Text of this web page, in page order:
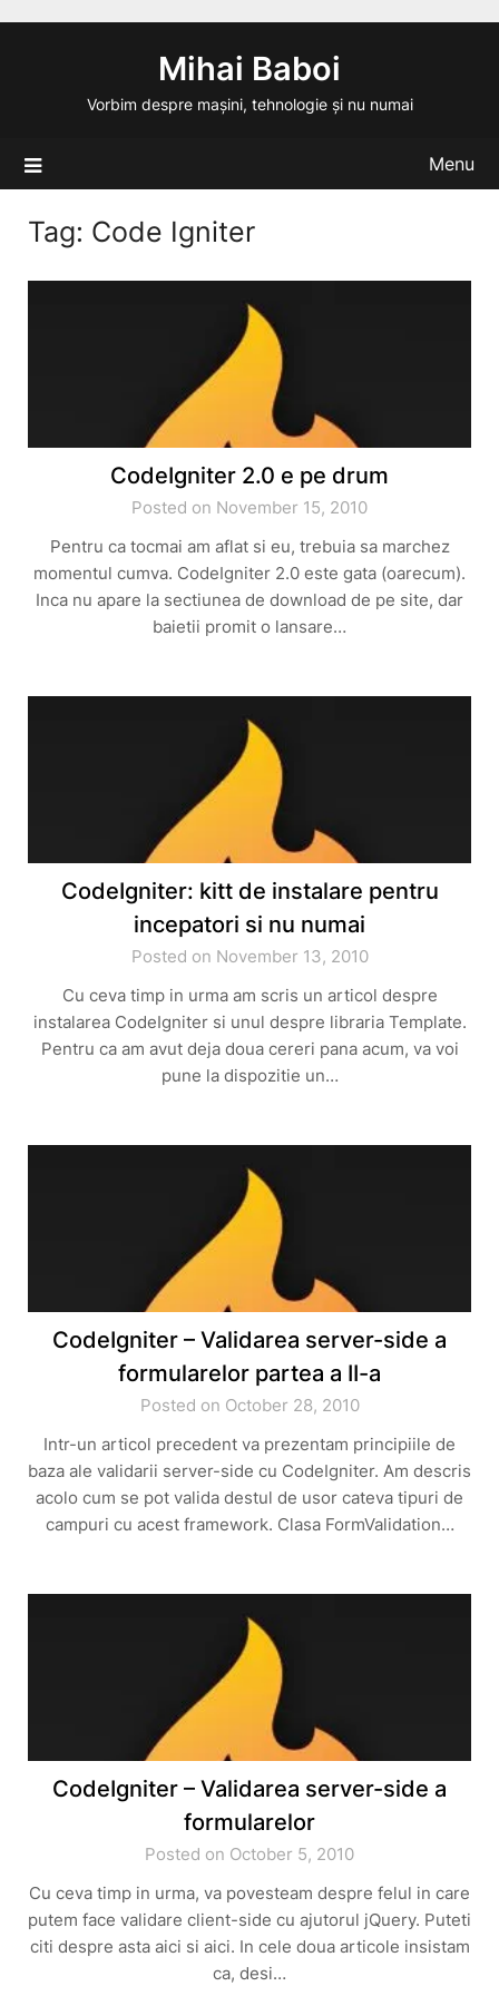
Mihai Baboi
Vorbim despre mașini, tehnologie și nu numai
Menu
Tag: Code Igniter
CodeIgniter 2.0 e pe drum
Posted on November 15, 2010
Pentru ca tocmai am aflat si eu, trebuia sa marchez
momentul cumva. CodeIgniter 2.0 este gata (oarecum).
Inca nu apare la sectiunea de download de pe site, dar
baietii promit o lansare…
CodeIgniter: kitt de instalare pentru
incepatori si nu numai
Posted on November 13, 2010
Cu ceva timp in urma am scris un articol despre
instalarea CodeIgniter si unul despre libraria Template.
Pentru ca am avut deja doua cereri pana acum, va voi
pune la dispozitie un…
CodeIgniter – Validarea server-side a
formularelor partea a II-a
Posted on October 28, 2010
Intr-un articol precedent va prezentam principiile de
baza ale validarii server-side cu CodeIgniter. Am descris
acolo cum se pot valida destul de usor cateva tipuri de
campuri cu acest framework. Clasa FormValidation…
CodeIgniter – Validarea server-side a
formularelor
Posted on October 5, 2010
Cu ceva timp in urma, va povesteam despre felul in care
putem face validare client-side cu ajutorul jQuery. Puteti
citi despre asta aici si aici. In cele doua articole insistam
ca, desi…